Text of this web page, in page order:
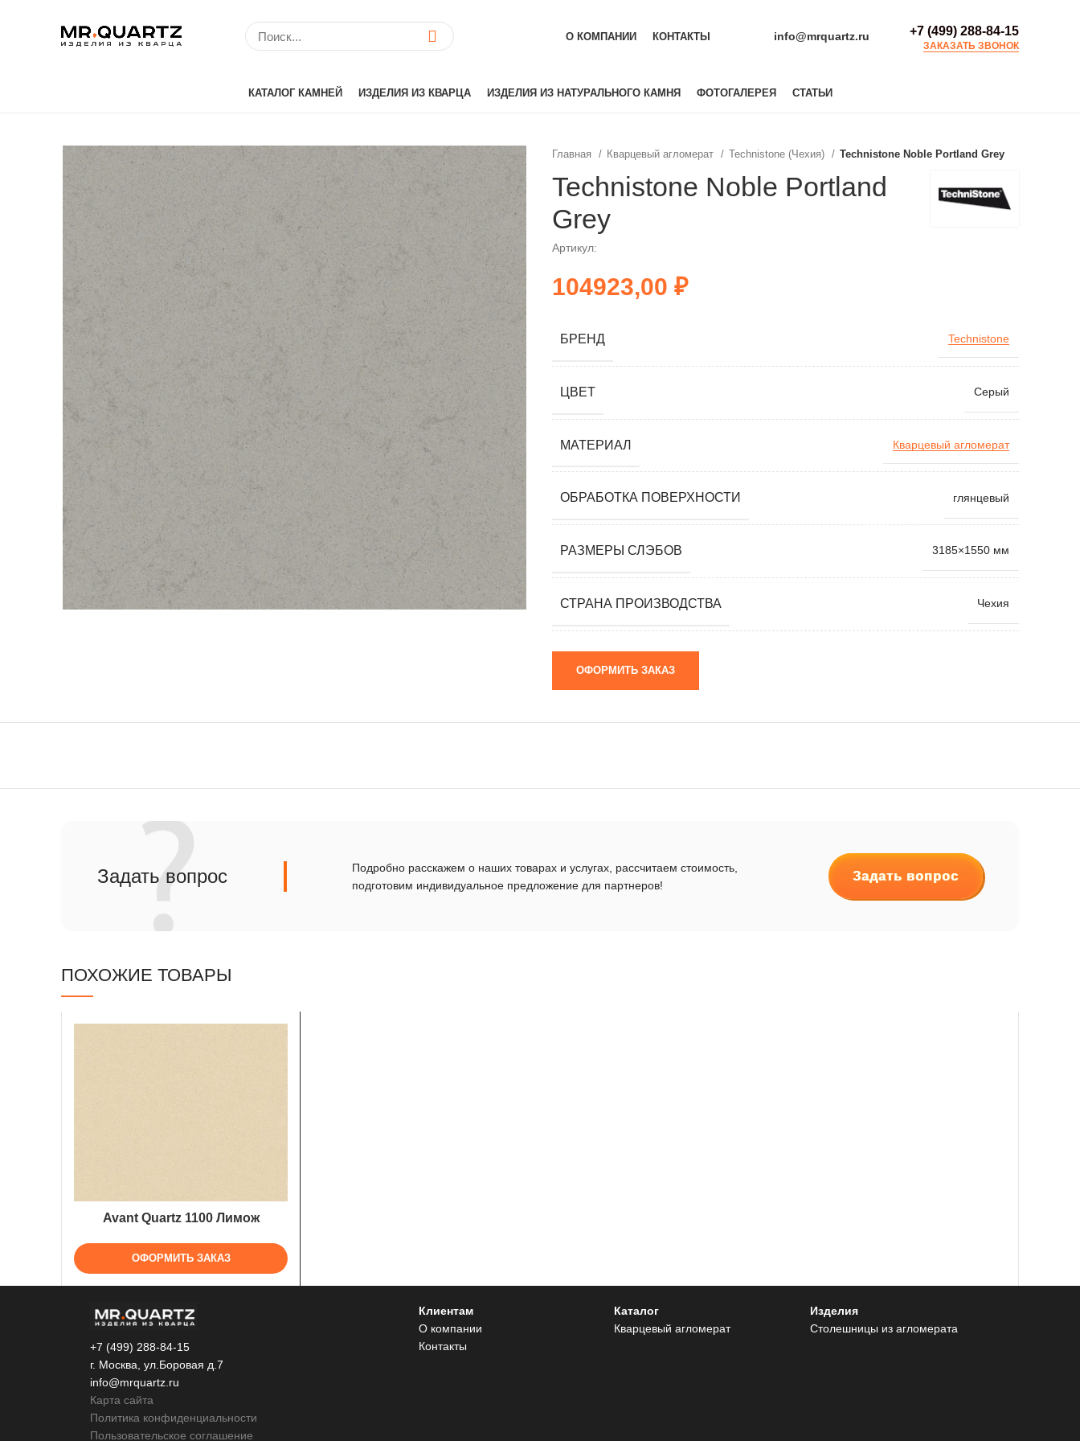
О КОМПАНИИ КОНТАКТЫ info@mrquartz.ru +7 (499) 288-84-15
ЗАКАЗАТЬ ЗВОНОК
КАТАЛОГ КАМНЕЙ
Avant Quartz (Китай)
Belenco (Турция)
Bitto (Китай)
Caesarstone (Израиль)
Cambria (США)
Compac (Португалия)
Crystal (Китай)
Etna Quartz (Китай)
IDS (Китай)
QuartzForms (Германия)
Samsung Radianz (Южная
Корея)
Silestone (Испания)
Smart Quartz (Китай)
Stratos (Вьетнам)
Teltos (Китай)
Viatera (США)
Vicostone (Вьетнам)
Hanex
Grandex
Montelli
ИЗДЕЛИЯ ИЗ КВАРЦА ИЗДЕЛИЯ ИЗ НАТУРАЛЬНОГО КАМНЯ ФОТОГАЛЕРЕЯ СТАТЬИ
Главная Кварцевый агломерат Technistone (Чехия) Technistone Noble Portland Grey
Technistone Noble Portland
Grey
Артикул:
₽
БРЕНД Technistone
ЦВЕТ Серый
МАТЕРИАЛ Кварцевый агломерат
ОБРАБОТКА ПОВЕРХНОСТИ глянцевый
РАЗМЕРЫ СЛЭБОВ 3185×1550 мм
СТРАНА ПРОИЗВОДСТВА Чехия
ОФОРМИТЬ ЗАКАЗ
Задать вопрос
Подробно расскажем о наших товарах и услугах, рассчитаем стоимость,
подготовим индивидуальное предложение для партнеров!
Задать вопрос
ПОХОЖИЕ ТОВАРЫ
Avant Quartz 1100 Лимож
ОФОРМИТЬ ЗАКАЗ
+7 (499) 288-84-15
г. Москва, ул.Боровая д.7
info@mrquartz.ru
Карта сайта
Политика конфиденциальности
Пользовательское соглашение
Клиентам
О компании
Контакты
Каталог
Кварцевый агломерат
Изделия
Столешницы из агломерата